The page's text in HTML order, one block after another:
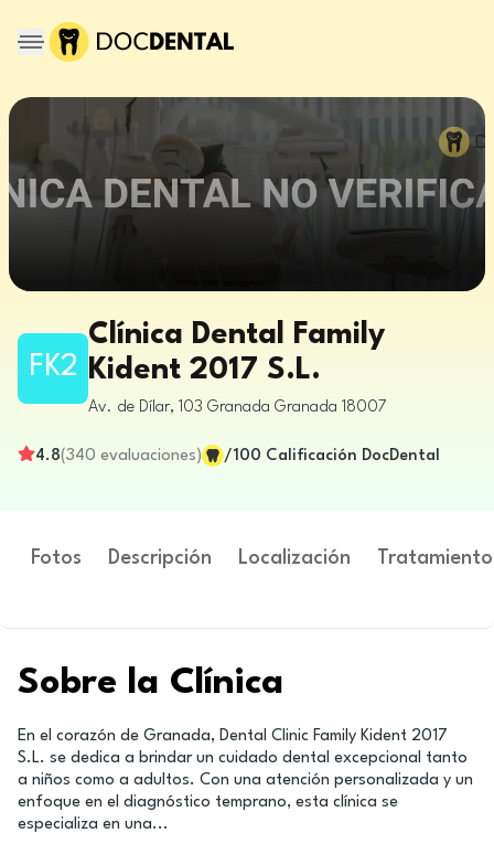
FK2
Clínica Dental Family
Kident 2017 S.L.
Av. de Dílar, 103 Granada Granada 18007
4.8(340 evaluaciones) /100 Calificación DocDental
Fotos Descripción Localización
Sobre la Clínica
En el corazón de Granada, Dental Clinic Family Kident 2017
S.L. se dedica a brindar un cuidado dental excepcional tanto
a niños como a adultos. Con una atención personalizada y un
enfoque en el diagnóstico temprano, esta clínica se
especializa en una...